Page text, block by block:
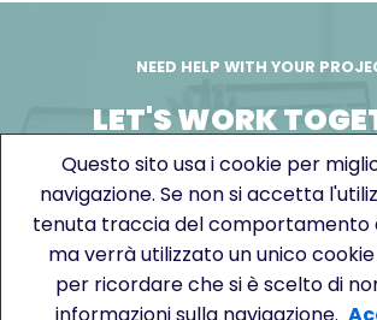
NEED HELP WITH YOUR
LET'S WORK
GET IN TOUCH!
© Copyright 2019 Bitlean srl -
Questo sito usa i cookie per
navigazione. Se non si accetta
tenuta traccia del comportamento
ma verrà utilizzato un unico
per ricordare che si è scelto di